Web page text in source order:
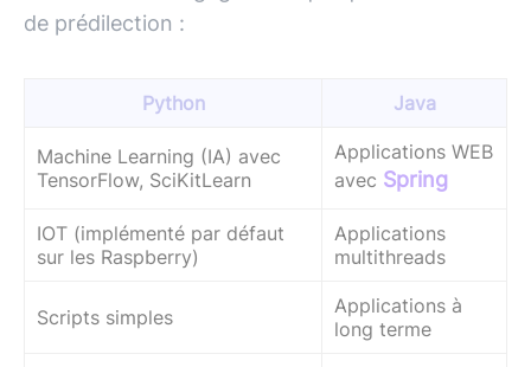
de prédilection :
Python Java
Machine Learning (IA) avec
TensorFlow, SciKitLearn
Applications WEB
avec Spring
IOT (implémenté par défaut
sur les Raspberry)
Applications
multithreads
Scripts simples
Applications à
long terme